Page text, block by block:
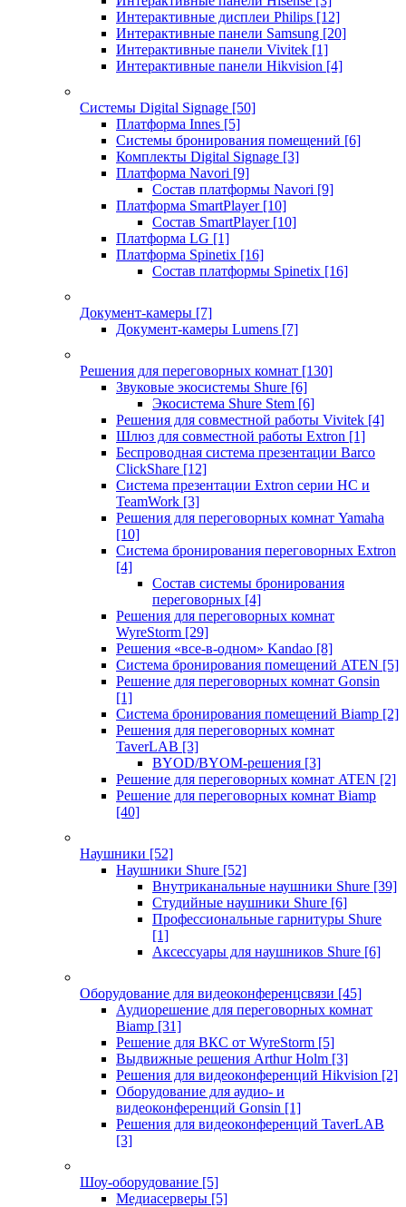
Интерактивные дисплеи Philips [12]
Интерактивные панели Samsung [20]
Интерактивные панели Vivitek [1]
Интерактивные панели Hikvision [4]
Системы Digital Signage [50]
Платформа Innes [5]
Системы бронирования помещений [6]
Комплекты Digital Signage [3]
Платформа Navori [9]
Состав платформы Navori [9]
Платформа SmartPlayer [10]
Состав SmartPlayer [10]
Платформа LG [1]
Платформа Spinetix [16]
Состав платформы Spinetix [16]
Документ-камеры [7]
Документ-камеры Lumens [7]
Решения для переговорных комнат [130]
Звуковые экосистемы Shure [6]
Экосистема Shure Stem [6]
Решения для совместной работы Vivitek [4]
Шлюз для совместной работы Extron [1]
Беспроводная система презентации Barco
ClickShare [12]
Система презентации Extron серии HC и
TeamWork [3]
Решения для переговорных комнат Yamaha
[10]
Система бронирования переговорных Extron
[4]
Состав системы бронирования
переговорных [4]
Решения для переговорных комнат
WyreStorm [29]
Решения «все-в-одном» Kandao [8]
Система бронирования помещений ATEN [5]
Решение для переговорных комнат Gonsin
[1]
Система бронирования помещений Biamp [2]
Решения для переговорных комнат
TaverLAB [3]
BYOD/BYOM-решения [3]
Решение для переговорных комнат ATEN [2]
Решение для переговорных комнат Biamp
[40]
Наушники [52]
Наушники Shure [52]
Внутриканальные наушники Shure [39]
Студийные наушники Shure [6]
Профессиональные гарнитуры Shure
[1]
Аксессуары для наушников Shure [6]
Оборудование для видеоконференцсвязи [45]
Аудиорешение для переговорных комнат
Biamp [31]
Решение для ВКС от WyreStorm [5]
Выдвижные решения Arthur Holm [3]
Решения для видеоконференций Hikvision [2]
Оборудование для аудио- и
видеоконференций Gonsin [1]
Решения для видеоконференций TaverLAB
[3]
Шоу-оборудование [5]
Медиасерверы [5]